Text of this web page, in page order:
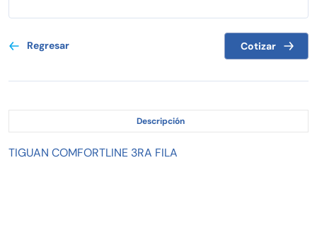
Regresar Cotizar
Descripción
TIGUAN COMFORTLINE 3RA FILA